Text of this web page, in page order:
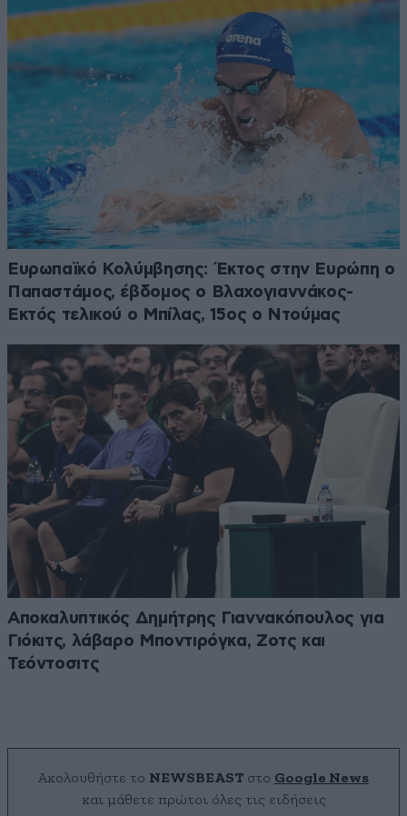
Ευρωπαϊκό Κολύμβησης: Έκτος στην Ευρώπη ο
Παπαστάμος, έβδομος ο Βλαχογιαννάκος-
Εκτός τελικού ο Μπίλας, 15ος ο Ντούμας
Αποκαλυπτικός Δημήτρης Γιαννακόπουλος για
Γιόκιτς, λάβαρο Μποντιρόγκα, Ζοτς και
Τεόντοσιτς
Ακολουθήστε το NEWSBEAST στο Google News
και μάθετε πρώτοι όλες τις ειδήσεις